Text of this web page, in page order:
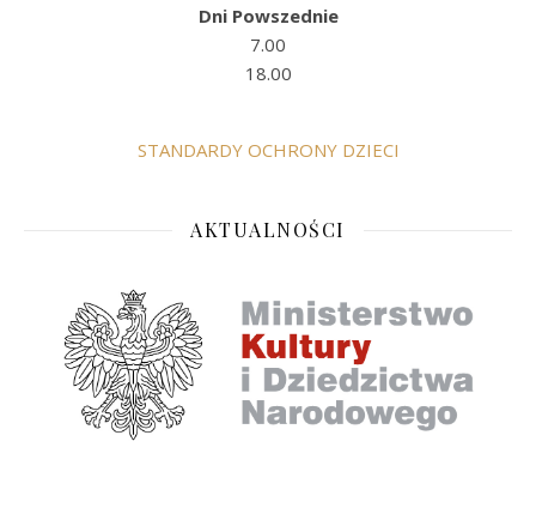
Dni Powszednie
7.00
18.00
STANDARDY OCHRONY DZIECI
AKTUALNOŚCI